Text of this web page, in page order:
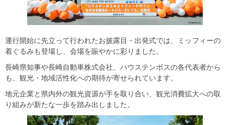
運行開始に先立って行われたお披露目・出発式では、ミッフィーの
着ぐるみも登場し、会場を賑やかに彩りました。
長崎県知事や長崎自動車株式会社、ハウステンボスの各代表者から
も、観光・地域活性化への期待が寄せられています。
地元企業と県内外の観光資源が手を取り合い、観光消費拡大への取
り組みが新たな一歩を踏み出しました。